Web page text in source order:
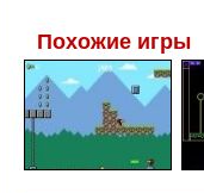
Похожие игры